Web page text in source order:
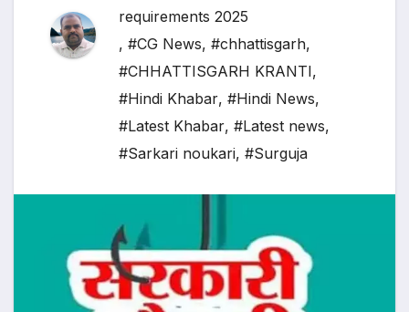
requirements 2025
, #CG News, #chhattisgarh,
#CHHATTISGARH KRANTI,
#Hindi Khabar, #Hindi News,
#Latest Khabar, #Latest news,
#Sarkari noukari, #Surguja